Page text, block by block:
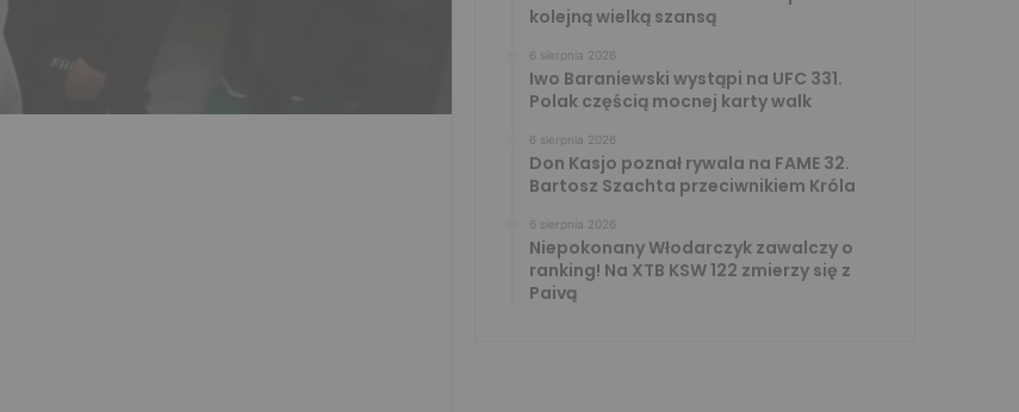
kolejną wielką szansą
6 sierpnia 2026
Iwo Baraniewski wystąpi na UFC 331.
Polak częścią mocnej karty walk
6 sierpnia 2026
Don Kasjo poznał rywala na FAME 32.
Bartosz Szachta przeciwnikiem Króla
6 sierpnia 2026
Niepokonany Włodarczyk zawalczy o
ranking! Na XTB KSW 122 zmierzy się z
Paivą